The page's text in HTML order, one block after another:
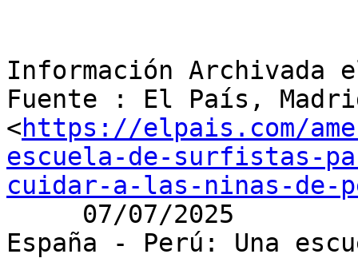
Información Archivada
Fuente : El País,
<https://elpais.com/
escuela-de-surfistas-
cuidar-a-las-ninas-de-
España - Perú: Una